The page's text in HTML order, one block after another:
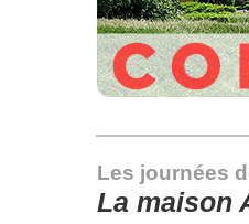
Les journées
La maison